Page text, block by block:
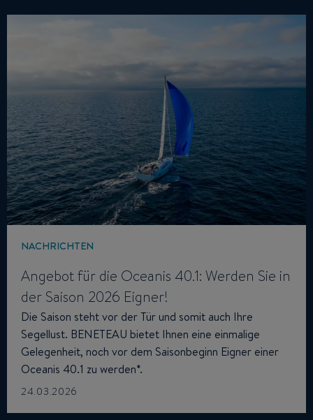
NACHRICHTEN
Angebot für die Oceanis 40.1: Werden Sie in
der Saison 2026 Eigner!
Die Saison steht vor der Tür und somit auch Ihre
Segellust. BENETEAU bietet Ihnen eine einmalige
Gelegenheit, noch vor dem Saisonbeginn Eigner einer
Oceanis 40.1 zu werden*.
24.03.2026